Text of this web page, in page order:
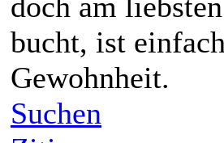
bucht, ist einfach
Gewohnheit.
Suchen